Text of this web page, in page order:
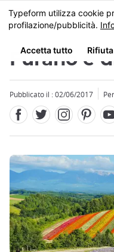
Skip
to
content
MENU
Furano e
Pubblicato il : 02/06/2017 Per
Close